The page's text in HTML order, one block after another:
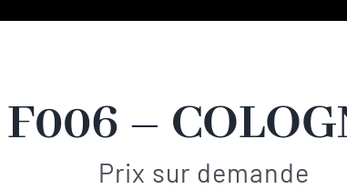
F006 –
Prix sur demande